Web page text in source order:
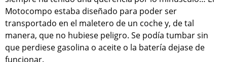
Motocompo estaba diseñado para poder ser
transportado en el maletero de un coche y, de tal
manera, que no hubiese peligro. Se podía tumbar sin
que perdiese gasolina o aceite o la batería dejase de
funcionar.